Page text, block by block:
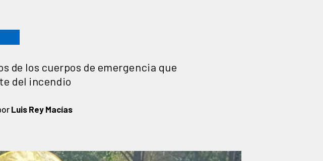
de los cuerpos de emergencia que
del incendio
Luis Rey Macías